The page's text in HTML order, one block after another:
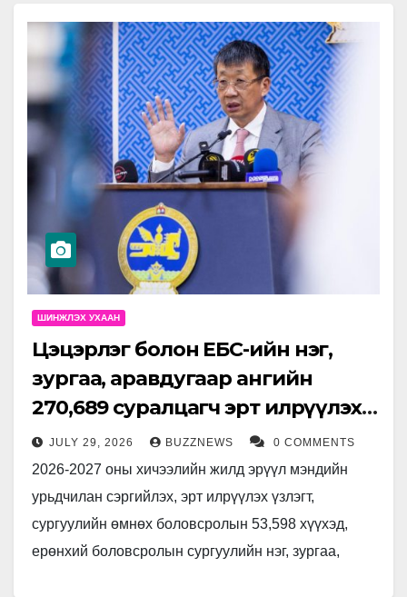
ШИНЖЛЭХ УХААН
Цэцэрлэг болон ЕБС-ийн нэг,
зургаа, аравдугаар ангийн
270,689 суралцагч эрт илрүүлэх
үзлэгт орно
JULY 29, 2026 BUZZNEWS 0 COMMENTS
2026-2027 оны хичээлийн жилд эрүүл мэндийн
урьдчилан сэргийлэх, эрт илрүүлэх үзлэгт,
сургуулийн өмнөх боловсролын 53,598 хүүхэд,
ерөнхий боловсролын сургуулийн нэг, зургаа,